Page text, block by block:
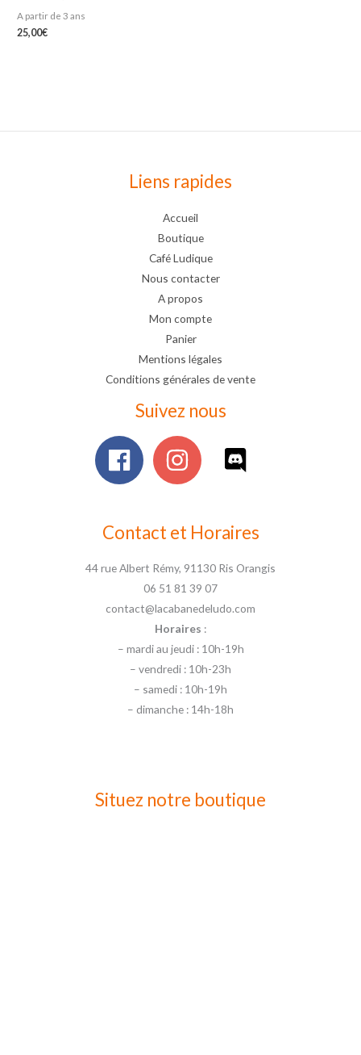
A partir de 3 ans
25,00€
Liens rapides
Accueil
Boutique
Café Ludique
Nous contacter
A propos
Mon compte
Panier
Mentions légales
Conditions générales de vente
Suivez nous
Contact et Horaires
44 rue Albert Rémy, 91130 Ris Orangis
06 51 81 39 07
contact@lacabanedeludo.com
Horaires :
– mardi au jeudi : 10h-19h
– vendredi : 10h-23h
– samedi : 10h-19h
– dimanche : 14h-18h
Situez notre boutique